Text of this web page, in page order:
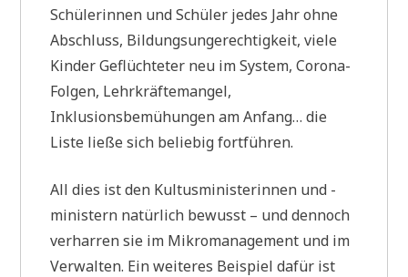
Schülerinnen und Schüler jedes Jahr ohne
Abschluss, Bildungsungerechtigkeit, viele
Kinder Geflüchteter neu im System, Corona-
Folgen, Lehrkräftemangel,
Inklusionsbemühungen am Anfang… die
Liste ließe sich beliebig fortführen.
All dies ist den Kultusministerinnen und -
ministern natürlich bewusst – und dennoch
verharren sie im Mikromanagement und im
Verwalten. Ein weiteres Beispiel dafür ist